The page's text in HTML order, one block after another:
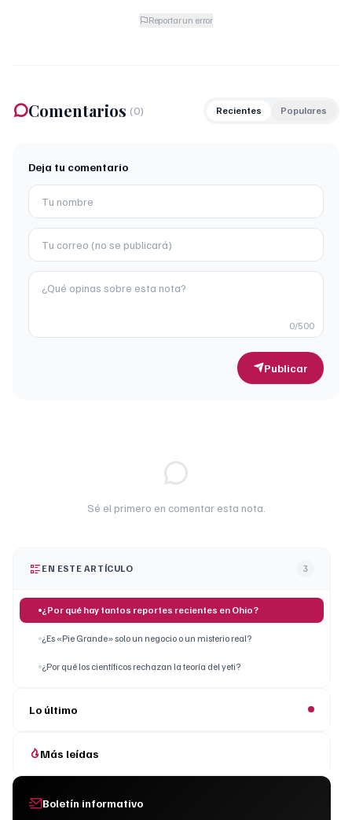
Reportar un error
Comentarios (0) Recientes Populares
Deja tu comentario
0/500
Publicar
Sé el primero en comentar esta nota.
EN ESTE ARTÍCULO 3
¿Por qué hay tantos reportes recientes en Ohio?
¿Es «Pie Grande» solo un negocio o un misterio real?
¿Por qué los científicos rechazan la teoría del yeti?
Lo último
Más leídas
Boletín informativo